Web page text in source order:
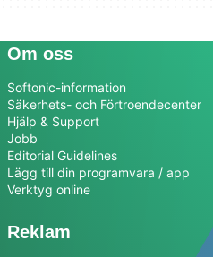
Om oss
Softonic-information
Säkerhets- och Förtroendecenter
Hjälp & Support
Jobb
Editorial Guidelines
Lägg till din programvara / app
Verktyg online
Reklam